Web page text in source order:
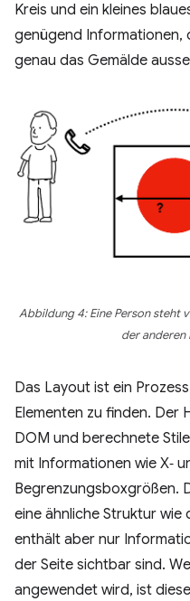
Kreis und ein kleines
genügend Informationen,
genau das Gemälde
Abbildung 4: Eine Person steht
der anderen
Das Layout ist ein
Elementen zu finden. Der
DOM und berechnete
mit Informationen wie X‑
Begrenzungsboxgrößen.
eine ähnliche Struktur wie
enthält aber nur
der Seite sichtbar sind.
angewendet wird, ist